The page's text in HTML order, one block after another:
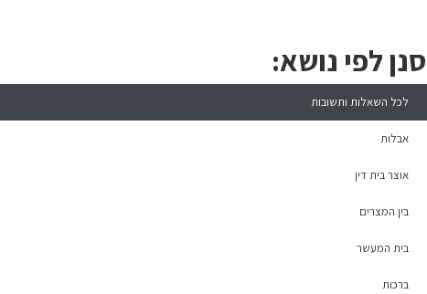
סנן לפי נושא:
לכל השאלות ותשובות
אבלות
אוצר בית דין
בין המצרים
בית המעשר
ברכות